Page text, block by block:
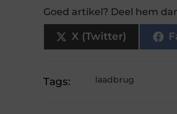
Goed artikel? Deel hem
X (Twitter)
Tags: laadbrug